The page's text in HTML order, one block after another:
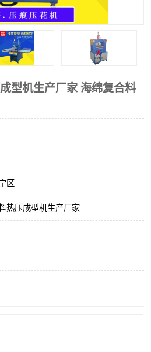
型机生产厂家 海绵复合料
区
热压成型机生产厂家